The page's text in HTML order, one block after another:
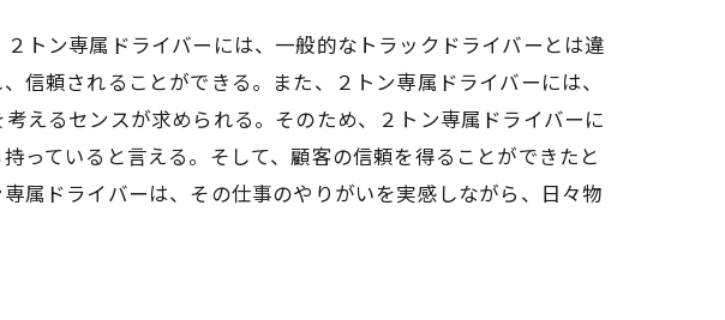
トン専属ドライバーには、一般的なトラックドライバーとは違
信頼されることができる。また、２トン専属ドライバーには、
えるセンスが求められる。そのため、２トン専属ドライバーに
っていると言える。そして、顧客の信頼を得ることができたと
属ドライバーは、その仕事のやりがいを実感しながら、日々物